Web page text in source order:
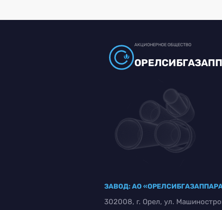
АКЦИОНЕРНОЕ ОБЩЕСТВО
ЗАВОД: АО
302008, г. Орел, ул.